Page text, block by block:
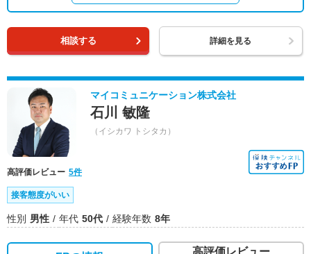
相談する 詳細を見る
マイコミュニケーション株式会社
石川 敏隆
（イシカワ トシタカ）
高評価レビュー 5件
接客態度がいい
性別 男性 年代 50代 経験年数 8年
高評価レビュー